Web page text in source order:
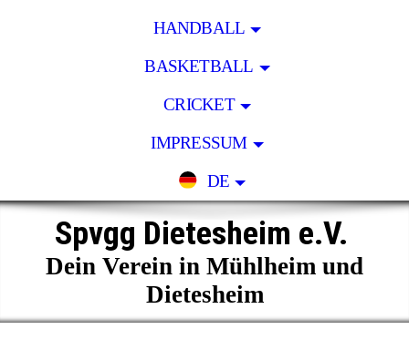
HANDBALL
BASKETBALL
CRICKET
IMPRESSUM
DE
Spvgg Dietesheim e.V.
Dein Verein in Mühlheim und
Dietesheim